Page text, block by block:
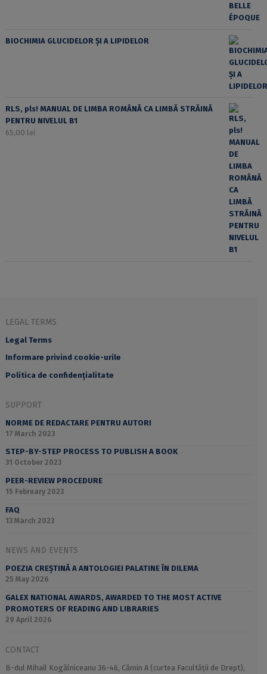
BIOCHIMIA GLUCIDELOR ȘI A LIPIDELOR
RLS, pls! MANUAL DE LIMBA ROMÂNĂ CA LIMBĂ STRĂINĂ
PENTRU NIVELUL B1
65,00 lei
LEGAL TERMS
Legal Terms
Informare privind cookie-urile
Politica de confidențialitate
SUPPORT
NORME DE REDACTARE PENTRU AUTORI
17 March 2023
STEP-BY-STEP PROCESS TO PUBLISH A BOOK
31 October 2023
PEER-REVIEW PROCEDURE
15 February 2023
FAQ
13 March 2023
NEWS AND EVENTS
POEZIA CREȘTINĂ A ANTOLOGIEI PALATINE ÎN DILEMA
25 May 2026
GALEX NATIONAL AWARDS, AWARDED TO THE MOST ACTIVE
PROMOTERS OF READING AND LIBRARIES
29 April 2026
CONTACT
B-dul Mihail Kogălniceanu 36-46, Cămin A (curtea Facultății de Drept),